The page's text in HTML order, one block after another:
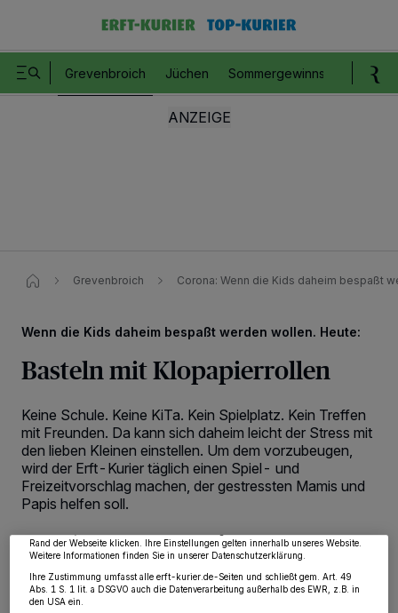
Grevenbroich Jüchen Sommergewinnspiel
Grevenbroich Corona: Wenn die Kids daheim bespaßt
Wenn die Kids daheim bespaßt werden wollen. Heute:
Basteln mit Klopapierrollen
Keine Schule. Keine KiTa. Kein Spielplatz. Kein Treffen
mit Freunden. Da kann sich daheim leicht der Stress mit
den lieben Kleinen einstellen. Um dem vorzubeugen,
wird der Erft-Kurier täglich einen Spiel- und
Freizeitvorschlag machen, der gestressten Mamis und
Papis helfen soll.
07.04.2020 , 15:05 Uhr Eine Minute Lesezeit
Wir und unsere 218
-Partner speichern und greifen auf personenbezogene Daten
wie Browserdaten oder eindeutige Kennungen auf Ihrem Gerät zu. Durch Auswahl
von OK aktivieren Sie Tracking-Technologien für die unter „Wir und unsere
Partner verarbeiten Daten, um Ihnen Dienste bereitzustellen“ aufgeführten
Zwecke. Wenn Tracker deaktiviert sind, sind manche Inhalte und Anzeigen
möglicherweise nicht mehr so relevant für Sie. Sie können dieses Menü jederzeit
Rand der Webseite klicken. Ihre Einstellungen gelten innerhalb unseres Website.
Weitere Informationen finden Sie in unserer Datenschutzerklärung.
Ihre Zustimmung umfasst alle erft-kurier.de-Seiten und schließt gem. Art. 49
Abs. 1 S. 1 lit. a DSGVO auch die Datenverarbeitung außerhalb des EWR, z.B. in
den USA ein.